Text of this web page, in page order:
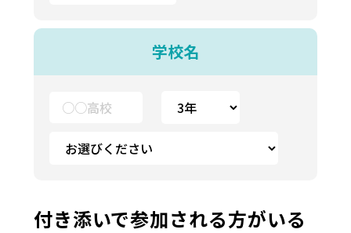
学校名
付き添いで参加される方がいる